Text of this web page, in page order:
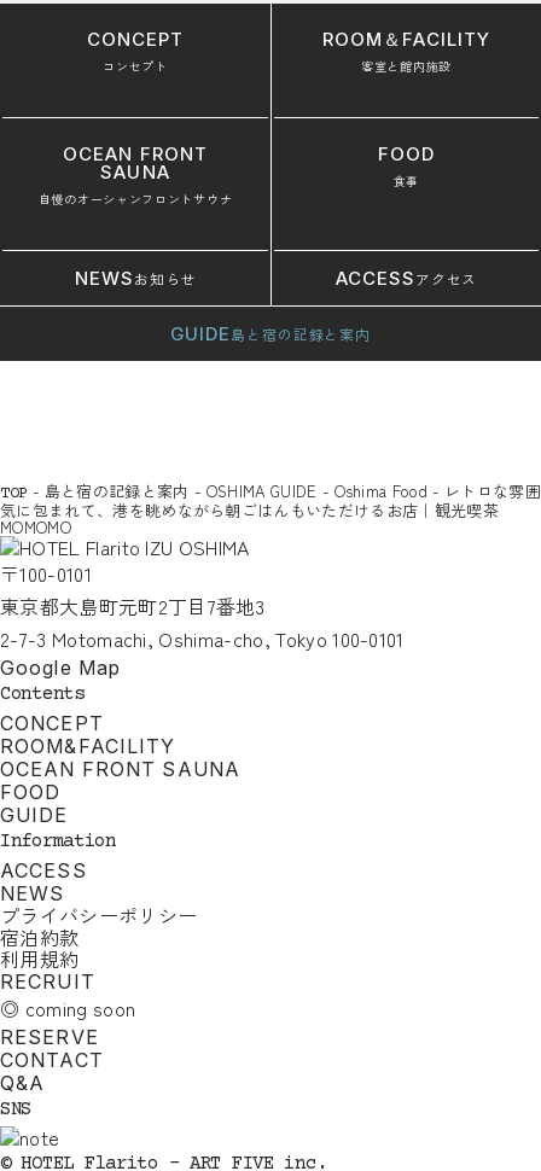
CONCEPT
コンセプト
ROOM＆FACILITY
客室と館内施設
OCEAN FRONT
SAUNA
自慢のオーシャンフロントサウナ
FOOD
食事
GUIDE島と宿の記録と案内
ACCESSアクセス
NEWSお知らせ
TOP - 島と宿の記録と案内 - OSHIMA GUIDE - Oshima Food - レトロな雰囲
気に包まれて、港を眺めながら朝ごはんもいただけるお店｜観光喫茶
MOMOMO
〒100-0101
東京都大島町元町2丁目7番地3
2-7-3 Motomachi, Oshima-cho, Tokyo 100-0101
Google Map
Contents
CONCEPT
ROOM&FACILITY
OCEAN FRONT SAUNA
FOOD
GUIDE
Information
ACCESS
NEWS
プライバシーポリシー
宿泊約款
利用規約
RECRUIT
◎ coming soon
RESERVE
CONTACT
Q&A
SNS
© HOTEL Flarito - ART FIVE inc.